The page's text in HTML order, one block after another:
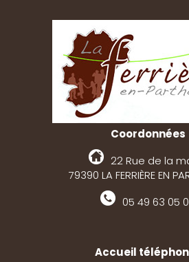
Coordonnées
22 Rue de la
79390 LA FERRIÈRE EN
05 49 63 05
Accueil